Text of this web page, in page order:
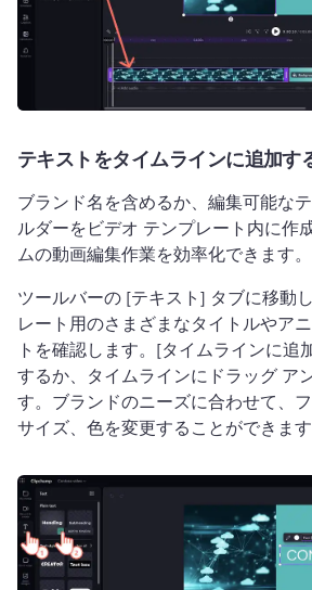
テキストをタイムラインに追加す
ブランド名を含めるか、編集可能な
ルダーをビデオ テンプレート内に作
ムの動画編集作業を効率化できます。
ツールバーの [テキスト] タブに移動
レート用のさまざまなタイトルやア
トを確認します。 [タイムラインに追
するか、タイムラインにドラッグ ア
す。 ブランドのニーズに合わせて、
サイズ、色を変更することができます